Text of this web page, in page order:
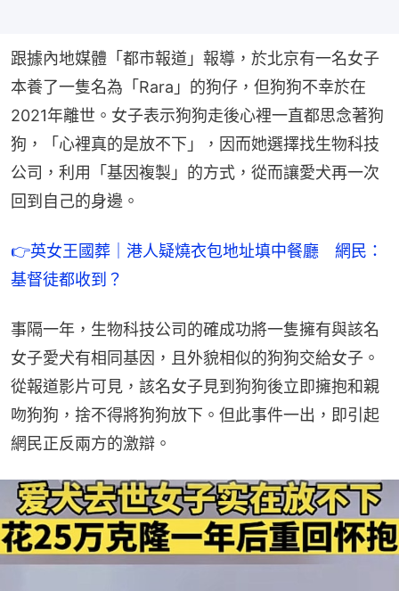
跟據內地媒體「都市報道」報導，於北京有一名女子
本養了一隻名為「Rara」的狗仔，但狗狗不幸於在
2021年離世。女子表示狗狗走後心裡一直都思念著狗
狗，「心裡真的是放不下」，因而她選擇找生物科技
公司，利用「基因複製」的方式，從而讓愛犬再一次
回到自己的身邊。
👉英女王國葬｜港人疑燒衣包地址填中餐廳　網民：
基督徒都收到？
事隔一年，生物科技公司的確成功將一隻擁有與該名
女子愛犬有相同基因，且外貌相似的狗狗交給女子。
從報道影片可見，該名女子見到狗狗後立即擁抱和親
吻狗狗，捨不得將狗狗放下。但此事件一出，即引起
網民正反兩方的激辯。